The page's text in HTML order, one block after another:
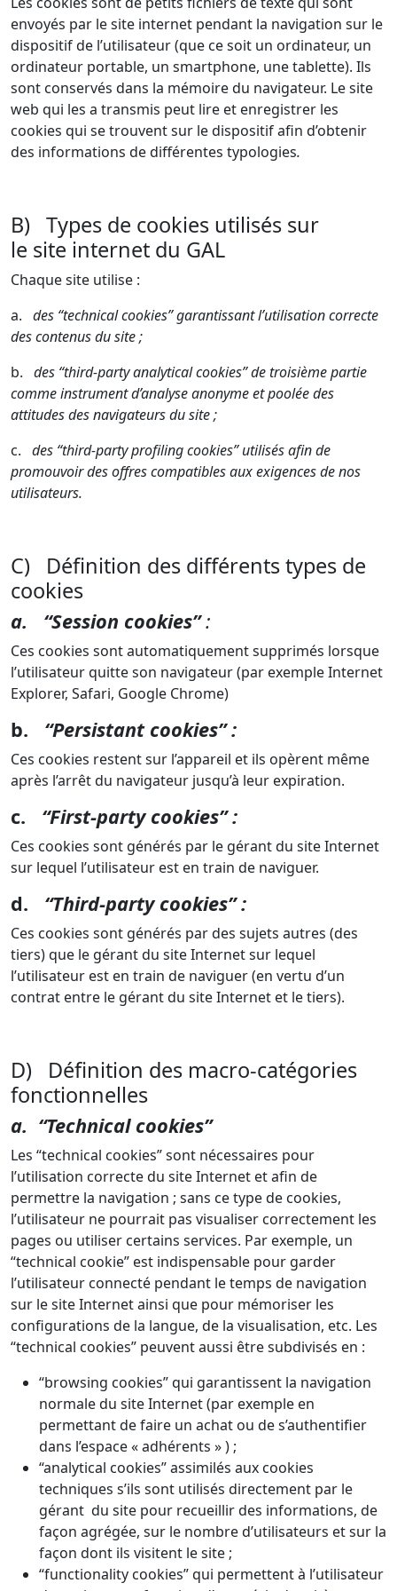
envoyés par le site internet pendant la navigation sur le
dispositif de l’utilisateur (que ce soit un ordinateur, un
ordinateur portable, un smartphone, une tablette). Ils
sont conservés dans la mémoire du navigateur. Le site
web qui les a transmis peut lire et enregistrer les
cookies qui se trouvent sur le dispositif afin d’obtenir
des informations de différentes typologies.
B) Types de cookies utilisés sur
le site internet du GAL
Chaque site utilise :
a. des “technical cookies” garantissant l’utilisation correcte
des contenus du site ;
b. des “third-party analytical cookies” de troisième partie
comme instrument d’analyse anonyme et poolée des
attitudes des navigateurs du site ;
c. des “third-party profiling cookies” utilisés afin de
promouvoir des offres compatibles aux exigences de nos
utilisateurs.
C) Définition des différents types de
cookies
a. “Session cookies”:
Ces cookies sont automatiquement supprimés lorsque
l’utilisateur quitte son navigateur (par exemple Internet
Explorer, Safari, Google Chrome)
b. “Persistant cookies” :
Ces cookies restent sur l’appareil et ils opèrent même
après l’arrêt du navigateur jusqu’à leur expiration.
c. “First-party cookies” :
Ces cookies sont générés par le gérant du site Internet
sur lequel l’utilisateur est en train de naviguer.
d. “Third-party cookies” :
Ces cookies sont générés par des sujets autres (des
tiers) que le gérant du site Internet sur lequel
l’utilisateur est en train de naviguer (en vertu d’un
contrat entre le gérant du site Internet et le tiers).
D) Définition des macro-catégories
fonctionnelles
a. “Technical cookies”
Les “technical cookies” sont nécessaires pour
l’utilisation correcte du site Internet et afin de
permettre la navigation ; sans ce type de cookies,
l’utilisateur ne pourrait pas visualiser correctement les
pages ou utiliser certains services. Par exemple, un
“technical cookie” est indispensable pour garder
l’utilisateur connecté pendant le temps de navigation
sur le site Internet ainsi que pour mémoriser les
configurations de la langue, de la visualisation, etc. Les
“technical cookies” peuvent aussi être subdivisés en :
“browsing cookies” qui garantissent la navigation
normale du site Internet (par exemple en
permettant de faire un achat ou de s’authentifier
dans l’espace « adhérents » ) ;
“analytical cookies” assimilés aux cookies
techniques s’ils sont utilisés directement par le
gérant du site pour recueillir des informations, de
façon agrégée, sur le nombre d’utilisateurs et sur la
façon dont ils visitent le site ;
“functionality cookies” qui permettent à l’utilisateur